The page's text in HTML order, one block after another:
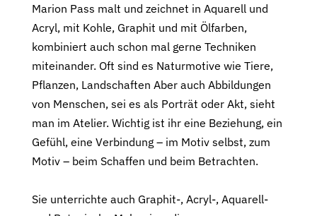
Marion Pass malt und zeichnet in Aquarell und
Acryl, mit Kohle, Graphit und mit Ölfarben,
kombiniert auch schon mal gerne Techniken
miteinander. Oft sind es Naturmotive wie Tiere,
Pflanzen, Landschaften Aber auch Abbildungen
von Menschen, sei es als Porträt oder Akt, sieht
man im Atelier. Wichtig ist ihr eine Beziehung, ein
Gefühl, eine Verbindung – im Motiv selbst, zum
Motiv – beim Schaffen und beim Betrachten.
Sie unterrichte auch Graphit-, Acryl-, Aquarell-